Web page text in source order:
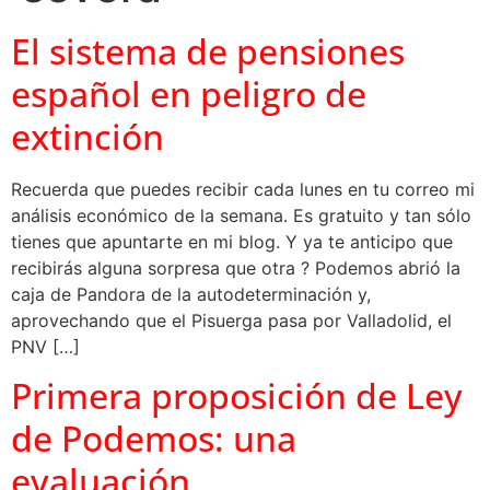
El sistema de pensiones
español en peligro de
extinción
Recuerda que puedes recibir cada lunes en tu correo mi
análisis económico de la semana. Es gratuito y tan sólo
tienes que apuntarte en mi blog. Y ya te anticipo que
recibirás alguna sorpresa que otra ? Podemos abrió la
caja de Pandora de la autodeterminación y,
aprovechando que el Pisuerga pasa por Valladolid, el
PNV […]
Primera proposición de Ley
de Podemos: una